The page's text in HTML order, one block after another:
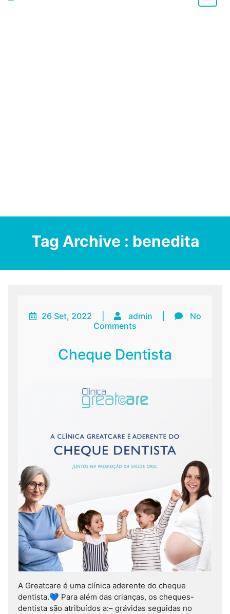
Tag Archive : benedita
26 Set, 2022 admin
No
Comments
Cheque Dentista
A Greatcare é uma clínica aderente do cheque
dentista.💙 Para além das crianças, os cheques-
dentista são atribuídos a:– grávidas seguidas no